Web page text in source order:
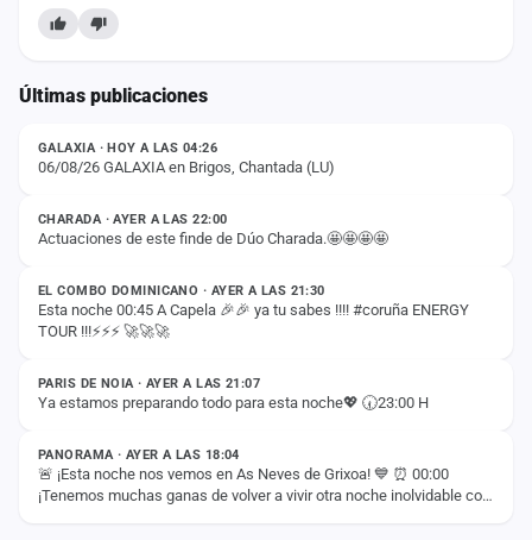
Últimas publicaciones
ESTADO
GALAXIA · HOY A LAS 04:26
06/08/26 GALAXIA en Brigos, Chantada (LU)
ESTADO
CHARADA · AYER A LAS 22:00
Actuaciones de este finde de Dúo Charada.🤩🤩🤩🤩
ESTADO
EL COMBO DOMINICANO · AYER A LAS 21:30
Esta noche 00:45 A Capela 🎉🎉 ya tu sabes !!!! #coruña ENERGY
TOUR !!!⚡️⚡️⚡️ 🚀🚀🚀
ESTADO
PARIS DE NOIA · AYER A LAS 21:07
Ya estamos preparando todo para esta noche💖 🕢23:00 H
ESTADO
PANORAMA · AYER A LAS 18:04
🚨 ¡Esta noche nos vemos en As Neves de Grixoa! 💙 ⏰ 00:00
¡Tenemos muchas ganas de volver a vivir otra noche inolvidable con